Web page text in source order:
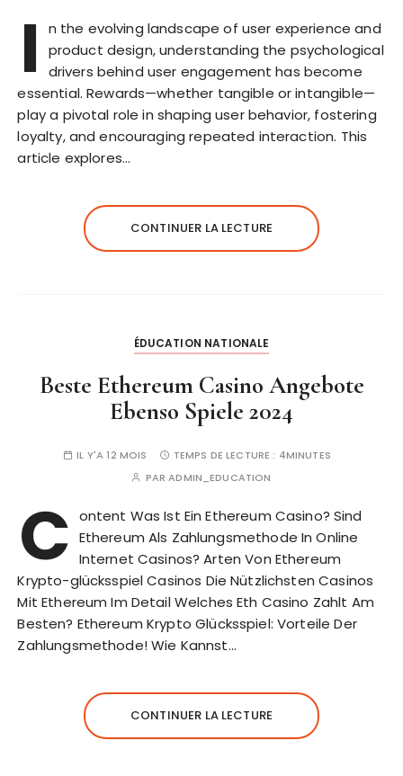
I
n the evolving landscape of user experience and
product design, understanding the psychological
drivers behind user engagement has become
essential. Rewards—whether tangible or intangible—
play a pivotal role in shaping user behavior, fostering
loyalty, and encouraging repeated interaction. This
article explores…
CONTINUER LA LECTURE
ÉDUCATION NATIONALE
Beste Ethereum Casino Angebote
Ebenso Spiele 2024
IL Y'A 12 MOIS TEMPS DE LECTURE : 4MINUTES
PARADMIN_EDUCATION
C ontent Was Ist Ein Ethereum Casino? Sind
Ethereum Als Zahlungsmethode In Online
Internet Casinos? Arten Von Ethereum
Krypto-glücksspiel Casinos Die Nützlichsten Casinos
Mit Ethereum Im Detail Welches Eth Casino Zahlt Am
Besten? Ethereum Krypto Glücksspiel: Vorteile Der
Zahlungsmethode! Wie Kannst…
CONTINUER LA LECTURE